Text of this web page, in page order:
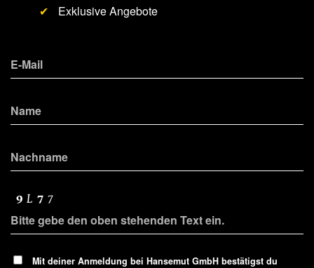
✔
Exklusive Angebote
Mit deiner Anmeldung bei Hansemut GmbH bestätigst du